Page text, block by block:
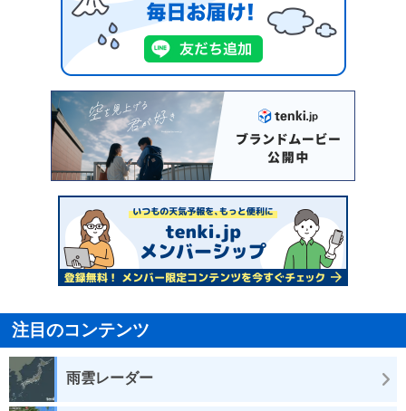
注目のコンテンツ
雨雲レーダー